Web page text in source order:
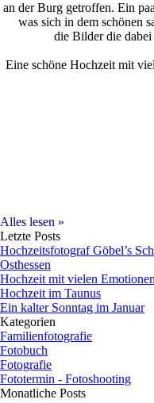
an der Burg getroffen. Ein
was sich in dem schönen
die Bilder die dabei
Eine schöne Hochzeit mit
Alles lesen »
Letzte Posts
Hochzeitsfotograf Göbel’s
Osthessen
Hochzeit mit vielen
Hochzeit im Taunus
Ein kalter Sonntag im Januar
Kategorien
Familienfotografie
Fotobuch
Fotografie
Fototermin - Fotoshooting
Monatliche Posts